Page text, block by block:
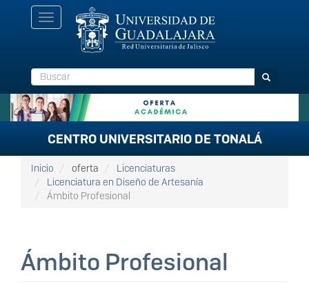
Toggle
navigation
Buscar Buscar
CENTRO UNIVERSITARIO DE TONALÁ
Inicio oferta
Licenciaturas
Licenciatura en Diseño de Artesanía
Ámbito Profesional
Ámbito Profesional